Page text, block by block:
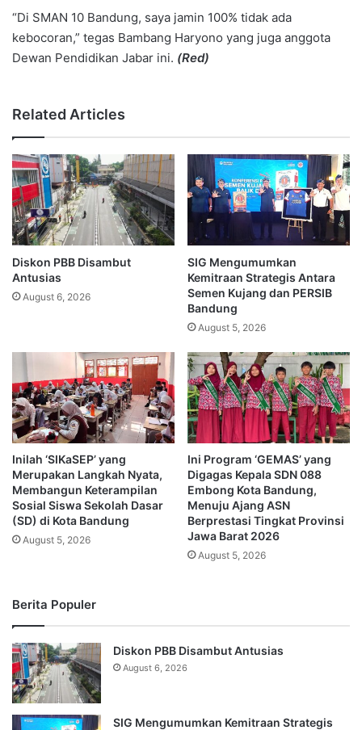
“Di SMAN 10 Bandung, saya jamin 100% tidak ada
kebocoran,” tegas Bambang Haryono yang juga anggota
Dewan Pendidikan Jabar ini. (Red)
Related Articles
Diskon PBB Disambut
Antusias
August 6, 2026
SIG Mengumumkan
Kemitraan Strategis Antara
Semen Kujang dan PERSIB
Bandung
August 5, 2026
Inilah ‘SIKaSEP’ yang
Merupakan Langkah Nyata,
Membangun Keterampilan
Sosial Siswa Sekolah Dasar
(SD) di Kota Bandung
August 5, 2026
Ini Program ‘GEMAS’ yang
Digagas Kepala SDN 088
Embong Kota Bandung,
Menuju Ajang ASN
Berprestasi Tingkat Provinsi
Jawa Barat 2026
August 5, 2026
Berita Populer
Diskon PBB Disambut Antusias
August 6, 2026
SIG Mengumumkan Kemitraan Strategis